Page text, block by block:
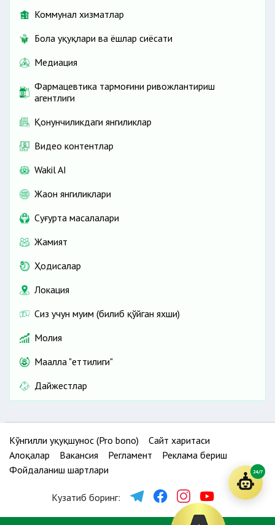
Коммунал хизматлар
Бола ҳуқуқлари ва ёшлар сиёсати
Медиация
Фармацевтика тармоғини ривожлантириш
агентлиги
Қонунчиликдаги янгиликлар
Видео контентлар
Wakil AI
Жаҳон янгиликлари
Cуғурта масалалари
Жамият
Ҳодисалар
Локация
Сиз учун муҳим (билиб қўйган яхши)
Молия
Маҳалла "еттилиги"
Дайжестлар
Кўнгилли ҳуқуқшунос (Pro bono)
Сайт харитаси
Алоқалар
Вакансия Регламент
Реклама бериш
Фойдаланиш шартлари
Кузатиб боринг:
24/7